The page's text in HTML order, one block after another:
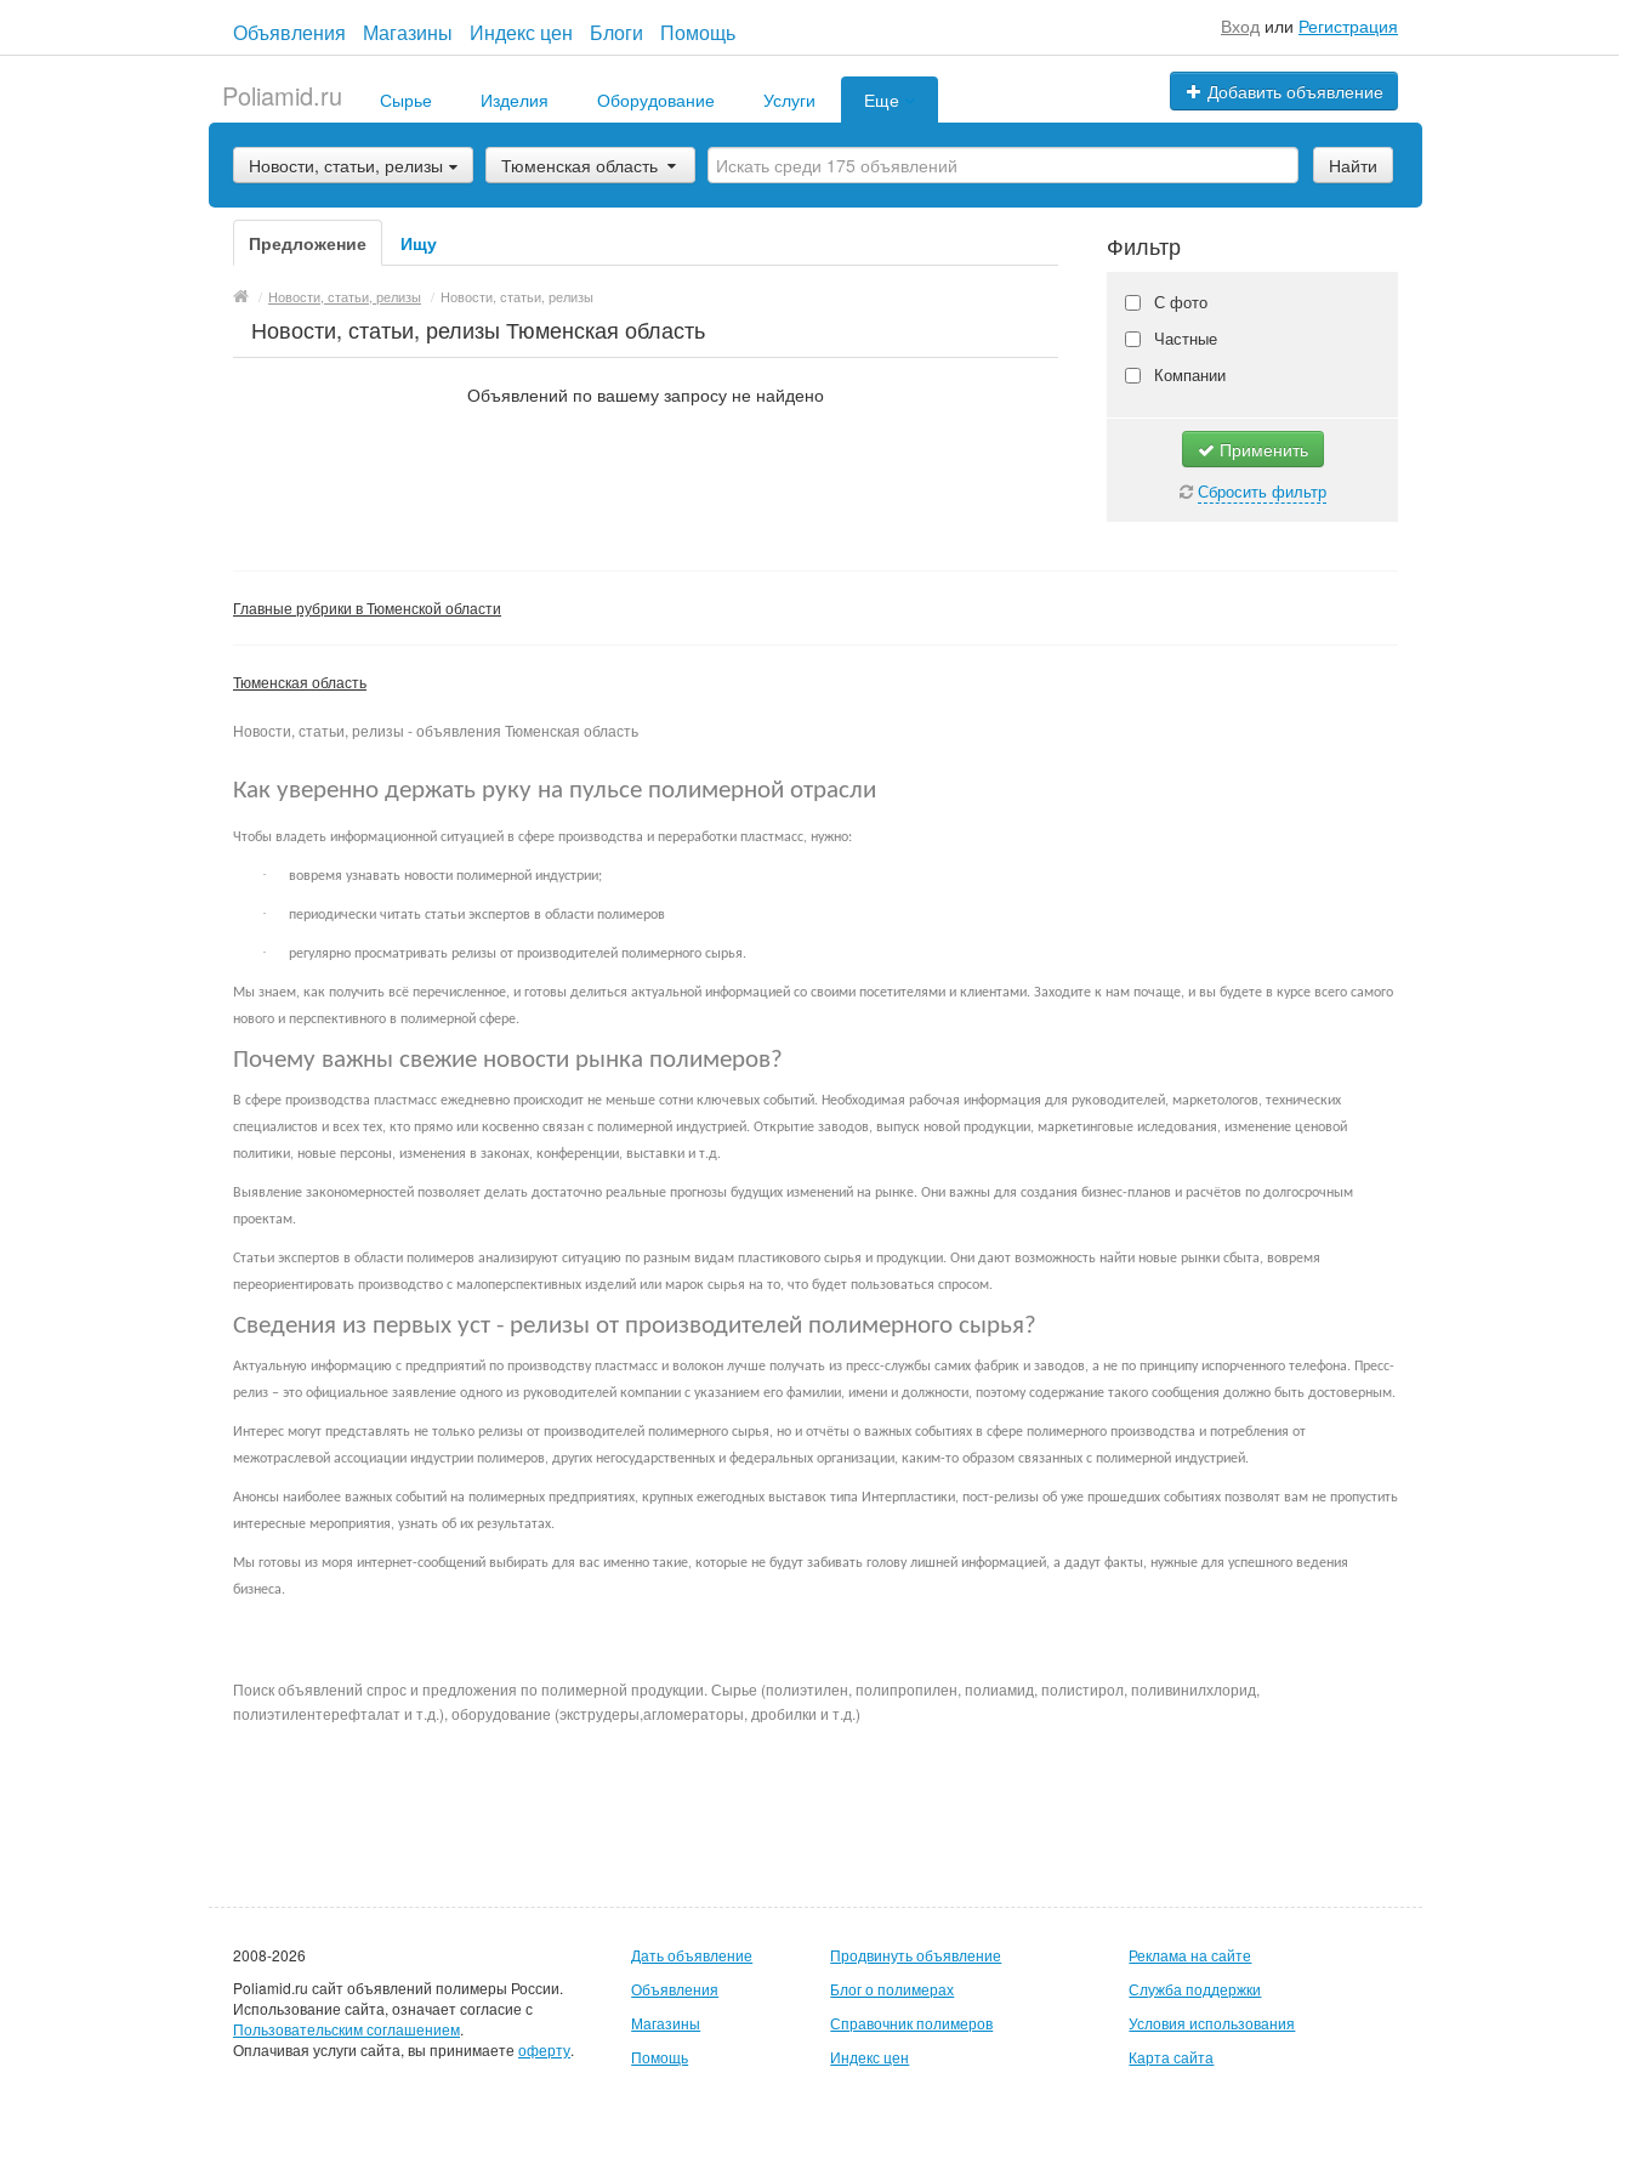
Объявления Магазины Индекс цен Блоги Помощь Вход или Регистрация
Добавить объявление
Poliamid.ru Сырье Изделия Оборудование Услуги Еще
Новости, статьи, релизы Тюменская область Найти
Предложение Ищу
/ Новости, статьи, релизы / Новости, статьи, релизы
Новости, статьи, релизы Тюменская область
Объявлений по вашему запросу не найдено
Фильтр
С фото
Частные
Компании
Применить
Сбросить фильтр
Главные рубрики в Тюменской области
Тюменская область
Новости, статьи, релизы - объявления Тюменская область
Как уверенно держать руку на пульсе полимерной отрасли
Чтобы владеть информационной ситуацией в сфере производства и переработки пластмасс, нужно:
· вовремя узнавать новости полимерной индустрии;
· периодически читать статьи экспертов в области полимеров
· регулярно просматривать релизы от производителей полимерного сырья.
Мы знаем, как получить всё перечисленное, и готовы делиться актуальной информацией со своими посетителями и клиентами. Заходите к нам почаще, и вы будете в курсе всего самого
нового и перспективного в полимерной сфере.
Почему важны свежие новости рынка полимеров?
В сфере производства пластмасс ежедневно происходит не меньше сотни ключевых событий. Необходимая рабочая информация для руководителей, маркетологов, технических
специалистов и всех тех, кто прямо или косвенно связан с полимерной индустрией. Открытие заводов, выпуск новой продукции, маркетинговые иследования, изменение ценовой
политики, новые персоны, изменения в законах, конференции, выставки и т.д.
Выявление закономерностей позволяет делать достаточно реальные прогнозы будущих изменений на рынке. Они важны для создания бизнес-планов и расчётов по долгосрочным
проектам.
Статьи экспертов в области полимеров анализируют ситуацию по разным видам пластикового сырья и продукции. Они дают возможность найти новые рынки сбыта, вовремя
переориентировать производство с малоперспективных изделий или марок сырья на то, что будет пользоваться спросом.
Сведения из первых уст - релизы от производителей полимерного сырья?
Актуальную информацию с предприятий по производству пластмасс и волокон лучше получать из пресс-службы самих фабрик и заводов, а не по принципу испорченного телефона. Пресс-
релиз – это официальное заявление одного из руководителей компании с указанием его фамилии, имени и должности, поэтому содержание такого сообщения должно быть достоверным.
Интерес могут представлять не только релизы от производителей полимерного сырья, но и отчёты о важных событиях в сфере полимерного производства и потребления от
межотраслевой ассоциации индустрии полимеров, других негосударственных и федеральных организации, каким-то образом связанных с полимерной индустрией.
Анонсы наиболее важных событий на полимерных предприятиях, крупных ежегодных выставок типа Интерпластики, пост-релизы об уже прошедших событиях позволят вам не пропустить
интересные мероприятия, узнать об их результатах.
Мы готовы из моря интернет-сообщений выбирать для вас именно такие, которые не будут забивать голову лишней информацией, а дадут факты, нужные для успешного ведения
бизнеса.
Поиск объявлений спрос и предложения по полимерной продукции. Сырье (полиэтилен, полипропилен, полиамид, полистирол, поливинилхлорид,
полиэтилентерефталат и т.д.), оборудование (экструдеры,агломераторы, дробилки и т.д.)
2008-2026
Poliamid.ru сайт объявлений полимеры России.
Использование сайта, означает согласие с
Пользовательским соглашением.
Оплачивая услуги сайта, вы принимаете оферту.
Дать объявление
Объявления
Магазины
Помощь
Продвинуть объявление
Блог о полимерах
Справочник полимеров
Индекс цен
Реклама на сайте
Служба поддержки
Условия использования
Карта сайта